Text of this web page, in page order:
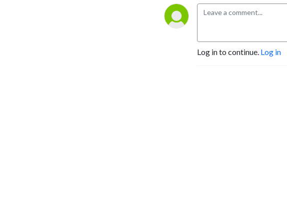
Log in to continue. Log in